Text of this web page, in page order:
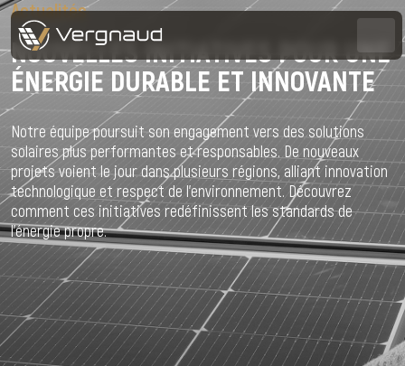
Actualités
NOUVELLES INITIATIVES POUR UNE
ÉNERGIE DURABLE ET INNOVANTE
Notre équipe poursuit son engagement vers des solutions
solaires plus performantes et responsables. De nouveaux
projets voient le jour dans plusieurs régions, alliant innovation
technologique et respect de l’environnement. Découvrez
comment ces initiatives redéfinissent les standards de
l’énergie propre.